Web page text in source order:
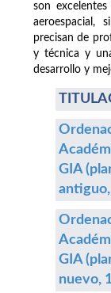
son
aeroespacial,
precisan de
y técnica y
desarrollo y
GIA
GIA
nuevo,